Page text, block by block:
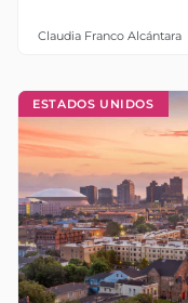
Claudia Franco Alcántara
ESTADOS UNIDOS